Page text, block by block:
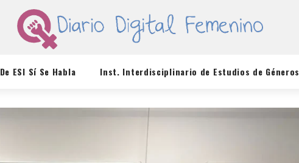
De ESI Sí Se Habla Inst. Interdisciplinario de Estudios de Géneros